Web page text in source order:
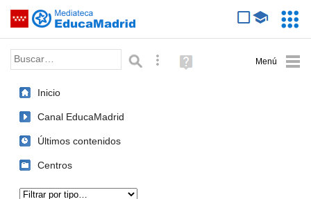
Saltar navegación
Palabra o frase: Búsqueda avanzada
Ayuda
(en
Inicio
Canal EducaMadrid
Últimos contenidos
Centros